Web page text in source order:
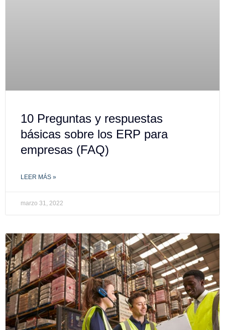
10 Preguntas y respuestas
básicas sobre los ERP para
empresas (FAQ)
LEER MÁS »
marzo 31, 2022